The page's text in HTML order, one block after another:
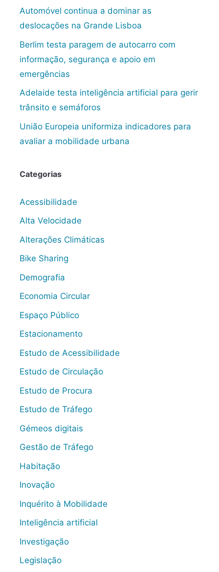
Automóvel continua a dominar as
deslocações na Grande Lisboa
Berlim testa paragem de autocarro com
informação, segurança e apoio em
emergências
Adelaide testa inteligência artificial para gerir
trânsito e semáforos
União Europeia uniformiza indicadores para
avaliar a mobilidade urbana
Categorias
Acessibilidade
Alta Velocidade
Alterações Climáticas
Bike Sharing
Demografia
Economia Circular
Espaço Público
Estacionamento
Estudo de Acessibilidade
Estudo de Circulação
Estudo de Procura
Estudo de Tráfego
Gémeos digitais
Gestão de Tráfego
Habitação
Inovação
Inquérito à Mobilidade
Inteligência artificial
Investigação
Legislação